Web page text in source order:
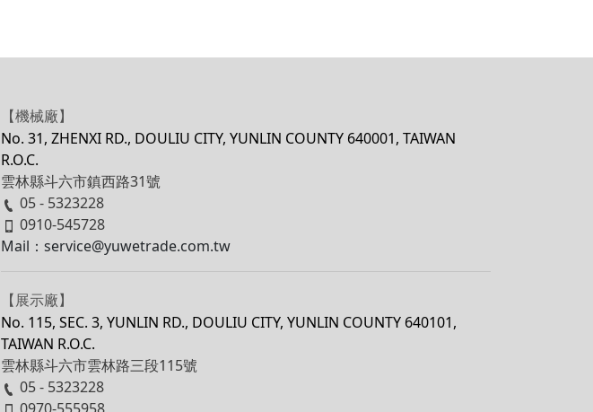
【機械廠】
No. 31, ZHENXI RD., DOULIU CITY, YUNLIN COUNTY 640001, TAIWAN
R.O.C.
雲林縣斗六市鎮西路31號
05 - 5323228
0910-545728
Mail：service@yuwetrade.com.tw
【展示廠】
No. 115, SEC. 3, YUNLIN RD., DOULIU CITY, YUNLIN COUNTY 640101,
TAIWAN R.O.C.
雲林縣斗六市雲林路三段115號
05 - 5323228